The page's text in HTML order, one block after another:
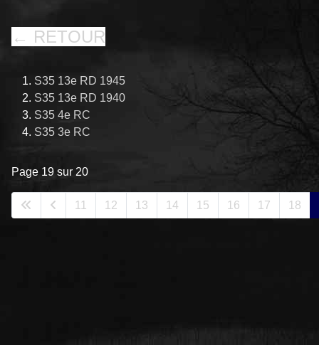
← RETOUR
S35 13e RD 1945
S35 13e RD 1940
S35 4e RC
S35 3e RC
Page 19 sur 20
11 12 13 14 15 16 17 18